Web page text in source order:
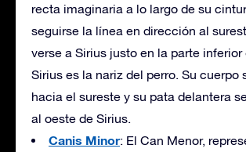
recta imaginaria a lo largo de su
seguirse la línea en dirección al
verse a Sirius justo en la parte inferior
Sirius es la nariz del perro. Su cuerpo
hacia el sureste y su pata delantera
al oeste de Sirius.
Canis Minor: El Can Menor,